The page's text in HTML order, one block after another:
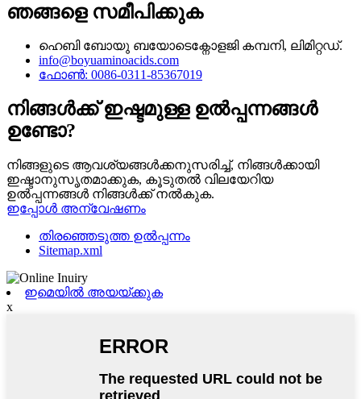
ഞങ്ങളെ സമീപിക്കുക
ഹെബി ബോയു ബയോടെക്നോളജി കമ്പനി, ലിമിറ്റഡ്.
info@boyuaminoacids.com
ഫോൺ: 0086-0311-85367019
നിങ്ങൾക്ക് ഇഷ്ടമുള്ള ഉൽപ്പന്നങ്ങൾ
ഉണ്ടോ?
നിങ്ങളുടെ ആവശ്യങ്ങൾക്കനുസരിച്ച്, നിങ്ങൾക്കായി
ഇഷ്ടാനുസൃതമാക്കുക, കൂടുതൽ വിലയേറിയ
ഉൽപ്പന്നങ്ങൾ നിങ്ങൾക്ക് നൽകുക.
ഇപ്പോൾ അന്വേഷണം
തിരഞ്ഞെടുത്ത ഉൽപ്പന്നം
Sitemap.xml
ഇമെയിൽ അയയ്ക്കുക
x